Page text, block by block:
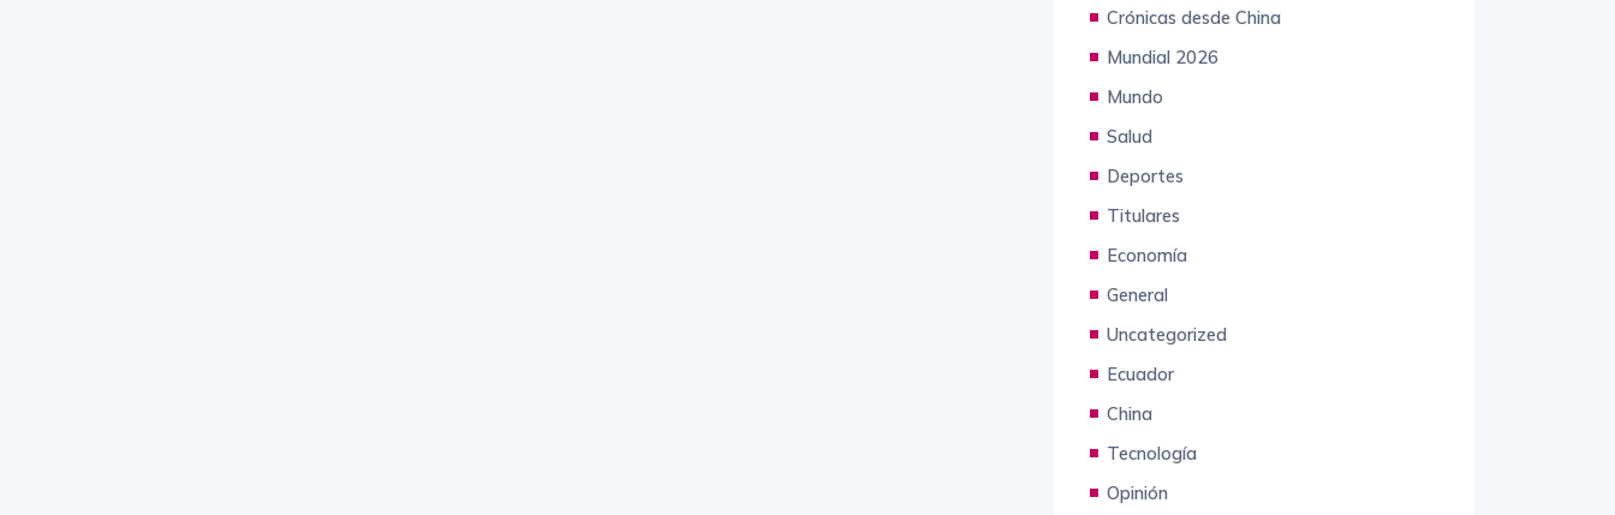
Crónicas desde China
Mundial 2026
Mundo
Salud
Deportes
Titulares
Economía
General
Uncategorized
Ecuador
China
Tecnología
Opinión